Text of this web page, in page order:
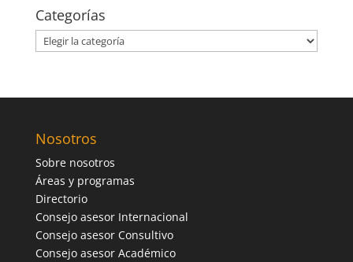
Categorías
Categorías
Nosotros
Sobre nosotros
Áreas y programas
Directorio
Consejo asesor Internacional
Consejo asesor Consultivo
Consejo asesor Académico